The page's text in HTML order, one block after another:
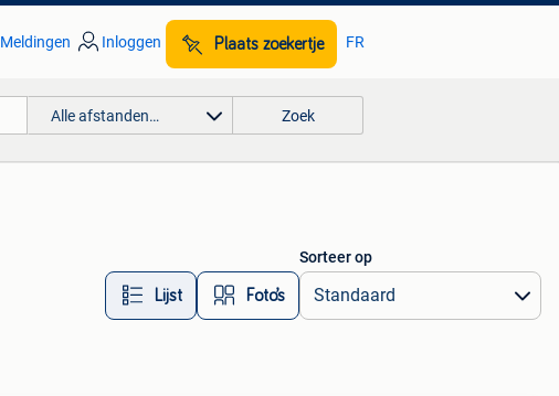
Meldingen Inloggen Plaats zoekertje FR
Alle afstanden… Zoek
Lijst Foto’s
Sorteer op